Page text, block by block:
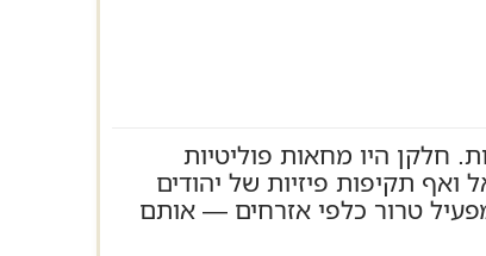
פרו‑פלסטיניות. חלקן היו מחאות פוליטיות
ואף תקיפות פיזיות של יהודים
טרור כלפי אזרחים — אותם